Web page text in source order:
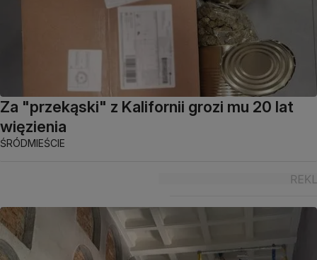
Za "przekąski" z Kalifornii grozi mu 20 lat
więzienia
ŚRÓDMIEŚCIE